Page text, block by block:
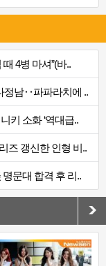
4병 마셔”(바..
정남‥파파라치에 ..
키 소화 ‘역대급..
즈 갱신한 인형 비..
문대 합격 후 리..